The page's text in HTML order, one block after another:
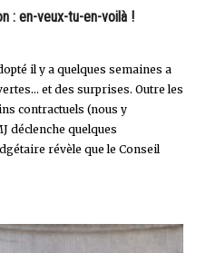
: en-veux-tu-en-voilà !
il y a quelques semaines a
et des surprises. Outre les
contractuels (nous y
déclenche quelques
révèle que le Conseil